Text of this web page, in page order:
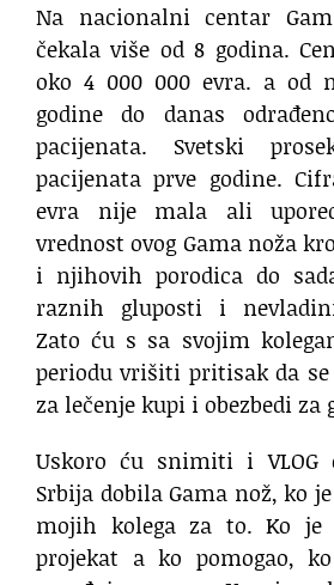
Na nacionalni centar
čekala više od 8 godina.
oko 4 000 000 evra. a od
godine do danas
pacijenata. Svetski
pacijenata prve godine.
evra nije mala ali
vrednost ovog Gama noža
i njihovih porodica do
raznih gluposti i
Zato ću s sa svojim
periodu vrišiti pritisak da
za lečenje kupi i obezbedi za
Uskoro ću snimiti i
Srbija dobila Gama nož, ko
mojih kolega za to. Ko je
projekat a ko pomogao,